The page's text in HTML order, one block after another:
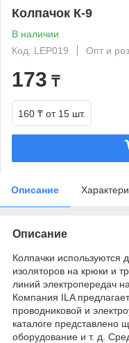
Колпачок К-9
В наличии
Код: LEP019
Опт и
173 ₸
160 ₸ от 15 шт.
Описание
Описание
Колпачки используются
изоляторов на крюки и
линий электропередач
Компания ILA
проводниковой и
каталоге представлено
оборудование и т. д.